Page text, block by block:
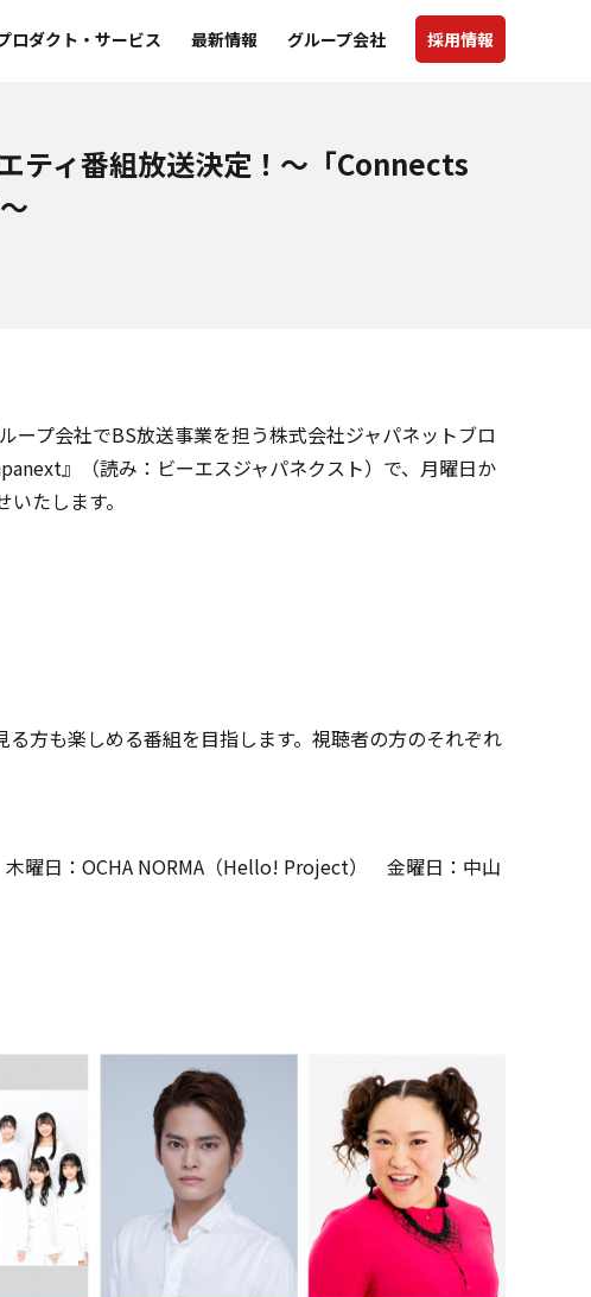
ロダクト・サービス 最新情報 グループ会社 採用情報
ティ番組放送決定！～「Connects
ープ会社でBS放送事業を担う株式会社ジャパネットブロ
』（読み：ビーエスジャパネクスト）で、月曜日か
たします。
方も楽しめる番組を目指します。視聴者の方のそれぞれ
曜日：OCHA NORMA（Hello! Project） 金曜日：中山